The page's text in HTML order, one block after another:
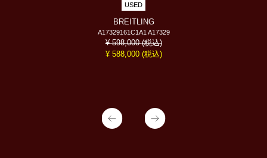
USED
BREITLING
A17329161C1A1 A17329
¥ 598,000(税込)
¥ 588,000 (税込)